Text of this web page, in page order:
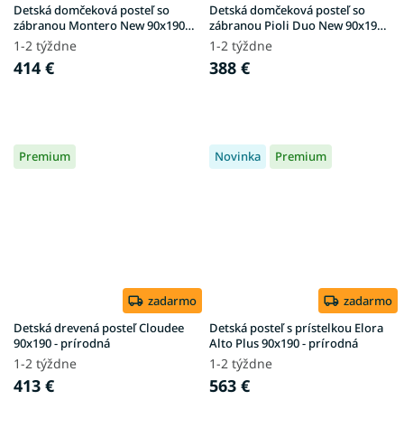
Detská domčeková posteľ so
zábranou Montero New 90x190 -
prírodná
1-2 týždne
414 €
Detská domčeková posteľ so
zábranou Pioli Duo New 90x190 -
prírodná
1-2 týždne
388 €
Premium
zadarmo
Detská drevená posteľ Cloudee
90x190 - prírodná
1-2 týždne
413 €
Novinka Premium
zadarmo
Detská posteľ s prístelkou Elora
Alto Plus 90x190 - prírodná
1-2 týždne
563 €